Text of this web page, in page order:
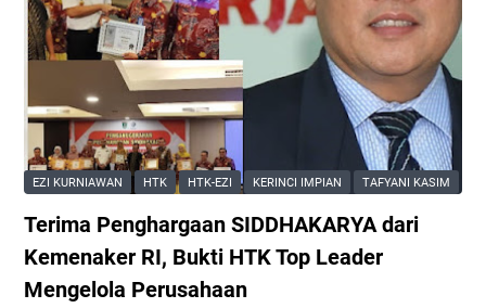
EZI KURNIAWAN HTK HTK-EZI KERINCI IMPIAN TAFYANI KASIM
Terima Penghargaan SIDDHAKARYA dari
Kemenaker RI, Bukti HTK Top Leader
Mengelola Perusahaan